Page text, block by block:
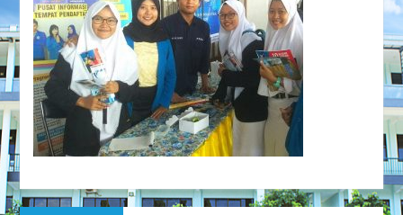
Post